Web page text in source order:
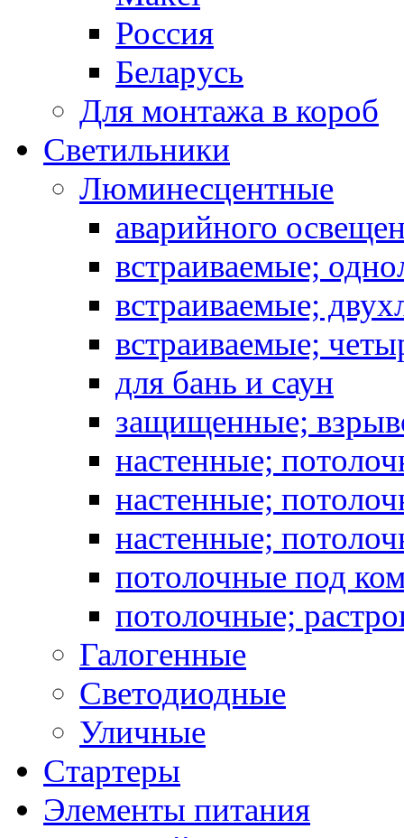
Россия
Беларусь
Для монтажа в короб
Светильники
Люминесцентные
аварийного
встраиваемые;
встраиваемые;
встраиваемые;
для бань и саун
защищенные;
настенные;
настенные;
настенные;
потолочные под
потолочные;
Галогенные
Светодиодные
Уличные
Стартеры
Элементы питания